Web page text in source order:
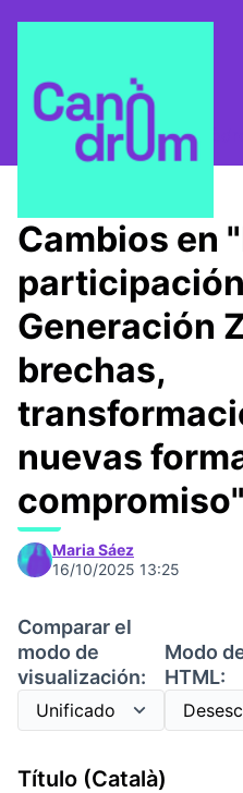
¿Quienes somos? /
Cambios en
Generación
brechas,
nuevas
compromiso"
Maria Sáez
16/10/2025 13:25
Comparar el
modo de
visualización:
Modo
HTML:
Título (Català)